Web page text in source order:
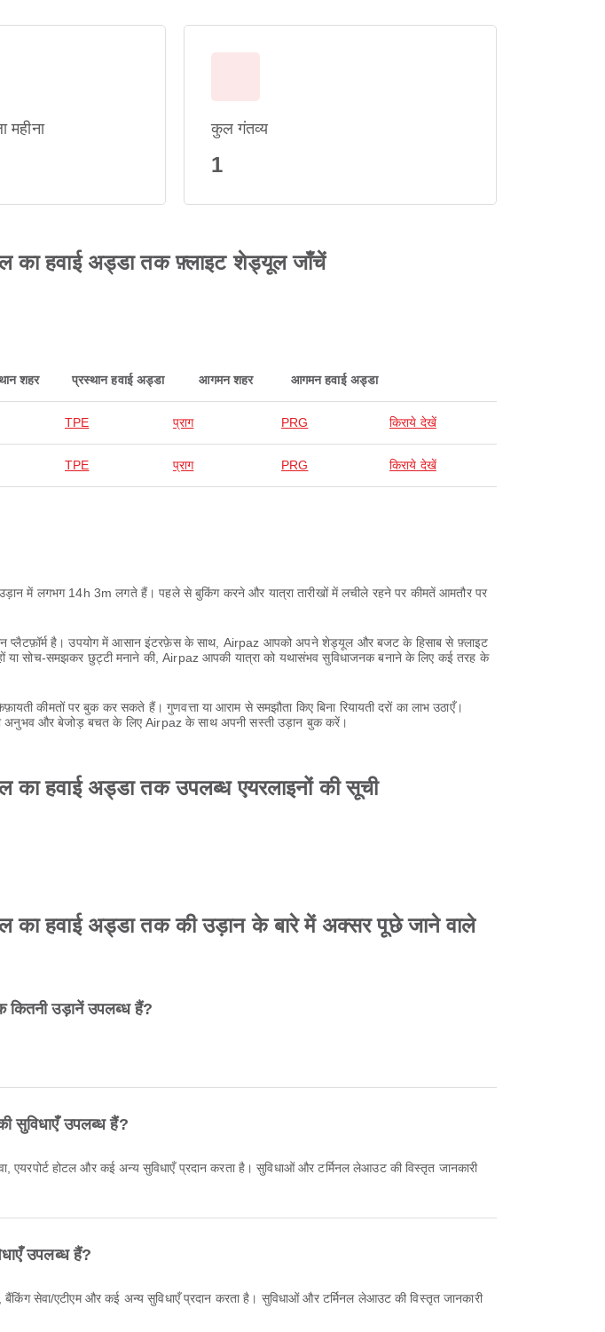
महीना कुल गंतव्य
1
का हवाई अड्डा तक फ़्लाइट शेड्यूल जाँचें
शहर प्रस्थान हवाई अड्डा आगमन शहर आगमन हवाई अड्डा
TPE प्राग PRG किराये देखें
TPE प्राग PRG किराये देखें
में लगभग 14h 3m लगते हैं। पहले से बुकिंग करने और यात्रा तारीखों में लचीले रहने पर कीमतें आमतौर पर
प्लैटफ़ॉर्म है। उपयोग में आसान इंटरफ़ेस के साथ, Airpaz आपको अपने शेड्यूल और बजट के हिसाब से फ़्लाइट
सोच-समझकर छुट्टी मनाने की, Airpaz आपकी यात्रा को यथासंभव सुविधाजनक बनाने के लिए कई तरह के
कीमतों पर बुक कर सकते हैं। गुणवत्ता या आराम से समझौता किए बिना रियायती दरों का लाभ उठाएँ।
अनुभव और बेजोड़ बचत के लिए Airpaz के साथ अपनी सस्ती उड़ान बुक करें।
का हवाई अड्डा तक उपलब्ध एयरलाइनों की सूची
का हवाई अड्डा तक की उड़ान के बारे में अक्सर पूछे जाने वाले
कितनी उड़ानें उपलब्ध हैं?
सुविधाएँ उपलब्ध हैं?
उपलब्ध हैं?